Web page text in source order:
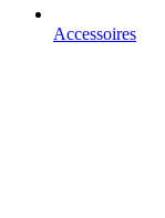
Accessoires